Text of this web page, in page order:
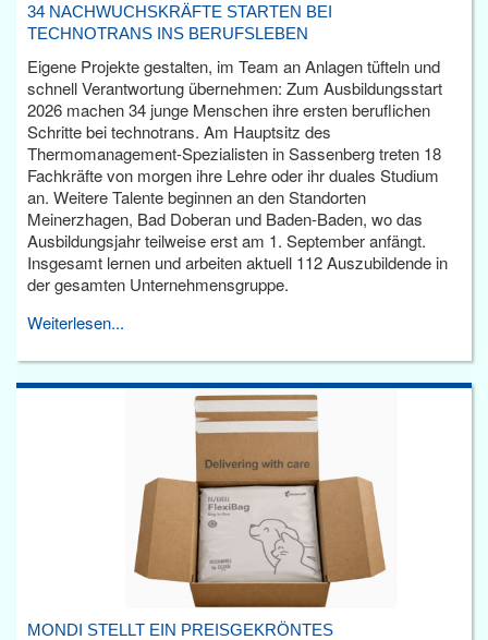
34 NACHWUCHSKRÄFTE STARTEN BEI
TECHNOTRANS INS BERUFSLEBEN
Eigene Projekte gestalten, im Team an Anlagen tüfteln und
schnell Verantwortung übernehmen: Zum Ausbildungsstart
2026 machen 34 junge Menschen ihre ersten beruflichen
Schritte bei technotrans. Am Hauptsitz des
Thermomanagement-Spezialisten in Sassenberg treten 18
Fachkräfte von morgen ihre Lehre oder ihr duales Studium
an. Weitere Talente beginnen an den Standorten
Meinerzhagen, Bad Doberan und Baden-Baden, wo das
Ausbildungsjahr teilweise erst am 1. September anfängt.
Insgesamt lernen und arbeiten aktuell 112 Auszubildende in
der gesamten Unternehmensgruppe.
Weiterlesen...
MONDI STELLT EIN PREISGEKRÖNTES